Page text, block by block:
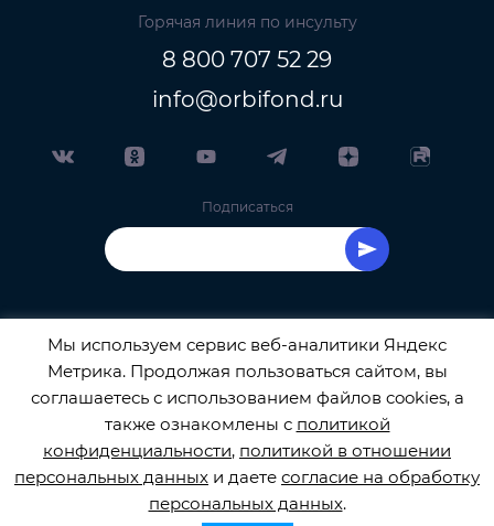
Сбор закрыт! Спасибо, что помогли в сборе средств.
Горячая линия по инсульту
8 800 707 52 29
info@orbifond.ru
Подписаться
ОФИЦИАЛЬНЫЙ ОПЕРАТОР ОБРАБОТКИ
ПЕРСОНАЛЬНЫХ ДАННЫХ РЕГИСТРАЦИОННЫЙ
НОМЕР 77-22-133540
Мы используем сервис веб-аналитики Яндекс
Метрика. Продолжая пользоваться сайтом, вы
соглашаетесь с использованием файлов cookies, а
также ознакомлены с политикой
конфиденциальности, политикой в отношении
персональных данных и даете согласие на обработку
персональных данных.